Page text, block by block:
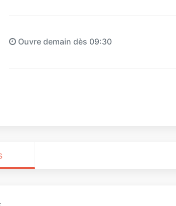
Ouvre demain dès 09:30